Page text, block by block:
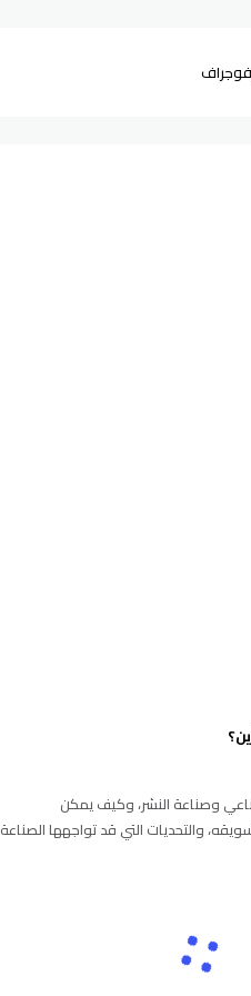
وصناعة النشر، وكيف يمكن
والتحديات التي قد تواجهها الصناعة